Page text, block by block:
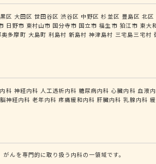
区 大田区 世田谷区 渋谷区 中野区 杉並区 豊島区 北区
日野市 東村山市 国分寺市 国立市 福生市 狛江市 東大
奥多摩町 大島町 利島村 新島村 神津島村 三宅島三宅村
科 神経内科 人工透析内科 糖尿病内科 心臓内科 血液
脳神経内科 老年内科 疼痛緩和内科 肝臓内科 乳腺内科
んを専門的に取り扱う内科の一領域です。